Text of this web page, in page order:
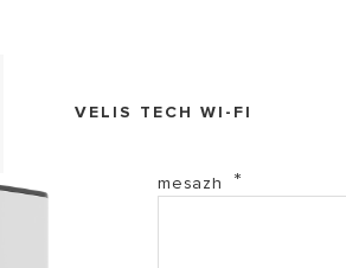
VELIS TECH WI-FI
mesazh